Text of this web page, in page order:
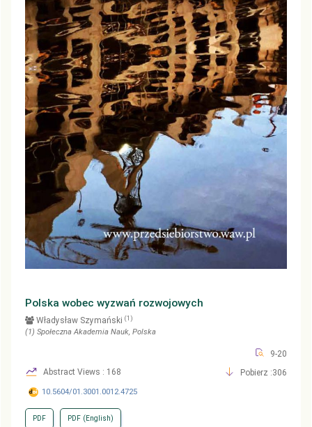
Polska wobec wyzwań rozwojowych
Władysław Szymański (1)
(1) Społeczna Akademia Nauk, Polska
9-20
Abstract Views : 168
Pobierz :306
10.5604/01.3001.0012.4725
PDF PDF (English)